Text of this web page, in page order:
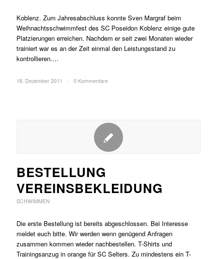
Koblenz. Zum Jahresabschluss konnte Sven Margraf beim
Weihnachtsschwimmfest des SC Poseidon Koblenz einige gute
Platzierungen erreichen. Nachdem er seit zwei Monaten wieder
trainiert war es an der Zeit einmal den Leistungsstand zu
kontrollieren.…
18. Dezember 2011 0 Kommentare
BESTELLUNG
VEREINSBEKLEIDUNG
SCHWIMMEN
Die erste Bestellung ist bereits abgeschlossen. Bei Interesse
meldet euch bitte. Wir werden wenn genügend Anfragen
zusammen kommen wieder nachbestellen. T-Shirts und
Trainingsanzug in orange für SC Selters. Zu mindestens ein T-